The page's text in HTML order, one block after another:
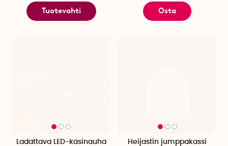
Tuotevahti Osta
Ladattava LED-käsinauha Heijastin jumppakassi